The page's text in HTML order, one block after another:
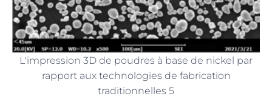
L'impression 3D de poudres à base de nickel par
rapport aux technologies de fabrication
traditionnelles 5